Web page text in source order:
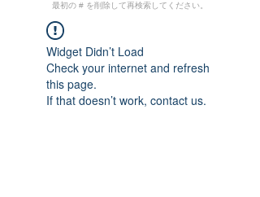
最初の # を削除して再検索してください。
Widget Didn’t Load
Check your internet and refresh
this page.
If that doesn’t work, contact us.